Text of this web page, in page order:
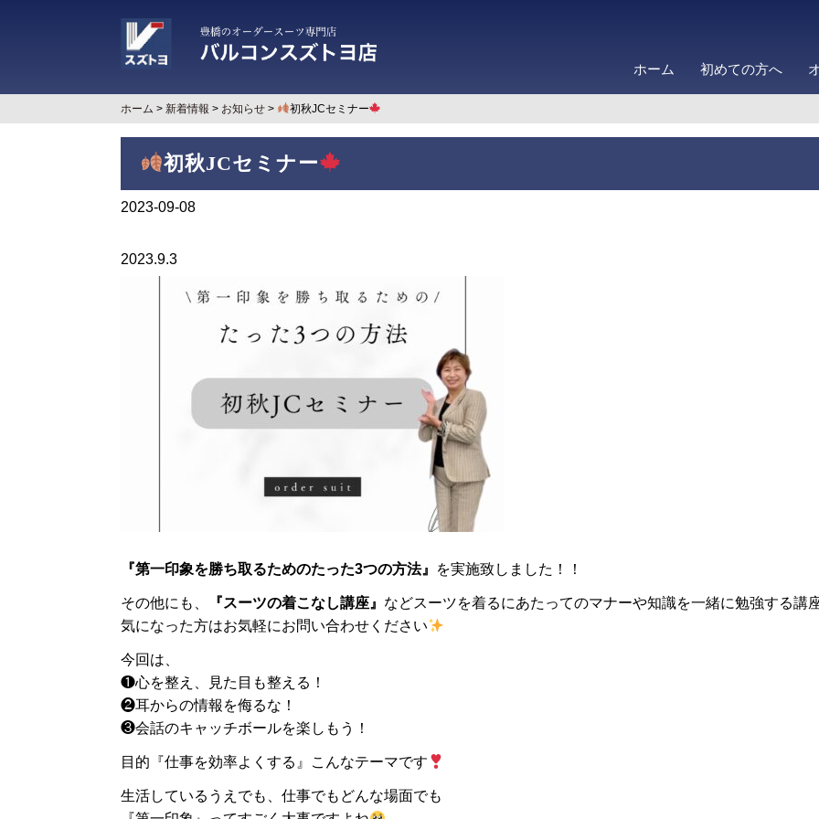
ホーム 初めての方へ
ホーム > 新着情報 > お知らせ > 初秋JCセミナー
初秋JCセミナー
2023-09-08
2023.9.3
『第一印象を勝ち取るためのたった3つの方法』 を実施致しました！！
その他にも、 『スーツの着こなし講座』 などスーツを着るにあたってのマナーや知識を一緒に勉強する講
気になった方はお気軽にお問い合わせください
今回は、
❶心を整え、見た目も整える！
❷耳からの情報を侮るな！
❸会話のキャッチボールを楽しもう！
目的『仕事を効率よくする』こんなテーマです
生活しているうえでも、仕事でもどんな場面でも